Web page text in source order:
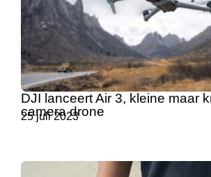
DJI lanceert Air 3, kleine maar
camera drone
25 juli 2023